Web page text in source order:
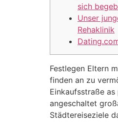
sich
Unser
Rehaklinik
Festlegen Eltern
finden an zu
Einkaufsstraße
angeschaltet
Städtereiseziele